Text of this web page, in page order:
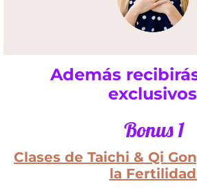
Además
Bonus 1
Clases de Taichi & Qi
la